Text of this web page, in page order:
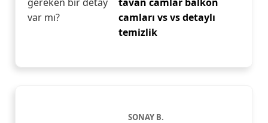
var mı?
camları vs vs detaylı
temizlik
SONAY B.